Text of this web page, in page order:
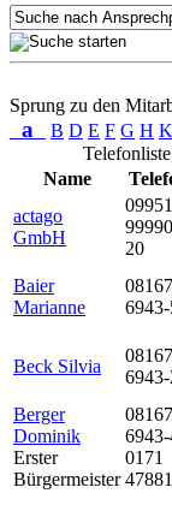
Sprung zu den
a B D E F G H K
Name
actago
GmbH
09951
20
Baier
Marianne
08167
6943-
Beck Silvia
08167
Berger
Dominik
Erster
Bürgermeister
08167
0171